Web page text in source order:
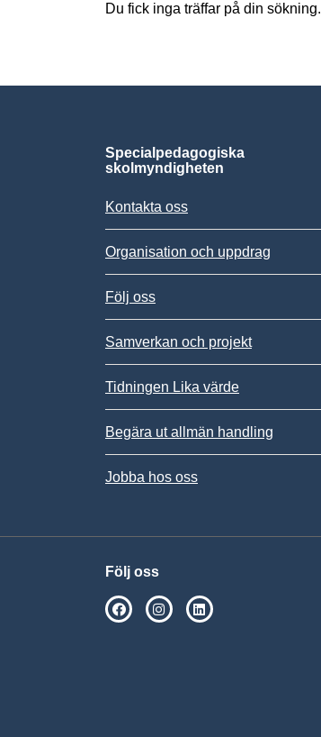
Du fick inga träffar på din sökning.
Specialpedagogiska
skolmyndigheten
Kontakta oss
Organisation och uppdrag
Följ oss
Samverkan och projekt
Tidningen Lika värde
Begära ut allmän handling
Jobba hos oss
Följ oss
SPSM på Facebook
SPSM på Instagram